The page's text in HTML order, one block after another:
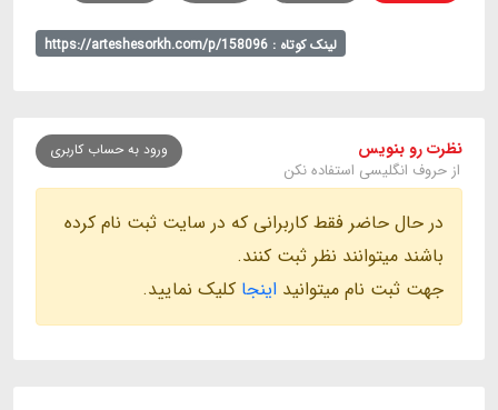
لینک کوتاه : https://arteshesorkh.com/p/158096
نظرت رو بنویس
از حروف انگلیسی استفاده نکن
ورود به حساب کاربری
در حال حاضر فقط کاربرانی که در سایت ثبت نام کرده
باشند میتوانند نظر ثبت کنند.
جهت ثبت نام میتوانید اینجا کلیک نمایید.